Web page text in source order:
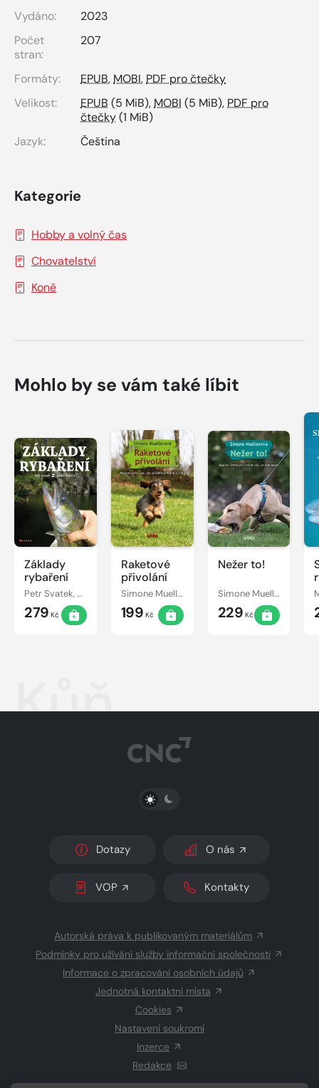
Vydáno:
2023
Počet
stran:
207
Formáty: EPUB, MOBI, PDF pro čtečky
Velikost:
EPUB (5 MiB), MOBI (5 MiB), PDF pro
čtečky(1 MiB)
Jazyk:
Čeština
Kategorie
Hobby a volný čas
Chovatelství
Koně
Mohlo by se vám také líbit
Základy
rybaření
Petr Svatek, Jakub Šabata
279 Kč
Raketové
přivolání
Simone Muellerová
199 Kč
Nežer to!
Simone Muellerová
229 Kč
Kůň
PŘEPNOUT SVĚTLÝ/TMAVÝ REŽIM
Dotazy O nás
VOP Kontakty
Autorská práva k publikovaným materiálům
Podmínky pro užívání služby informační společnosti
Informace o zpracování osobních údajů
Jednotná kontaktní místa
Cookies
Nastavení soukromí
Inzerce
Redakce